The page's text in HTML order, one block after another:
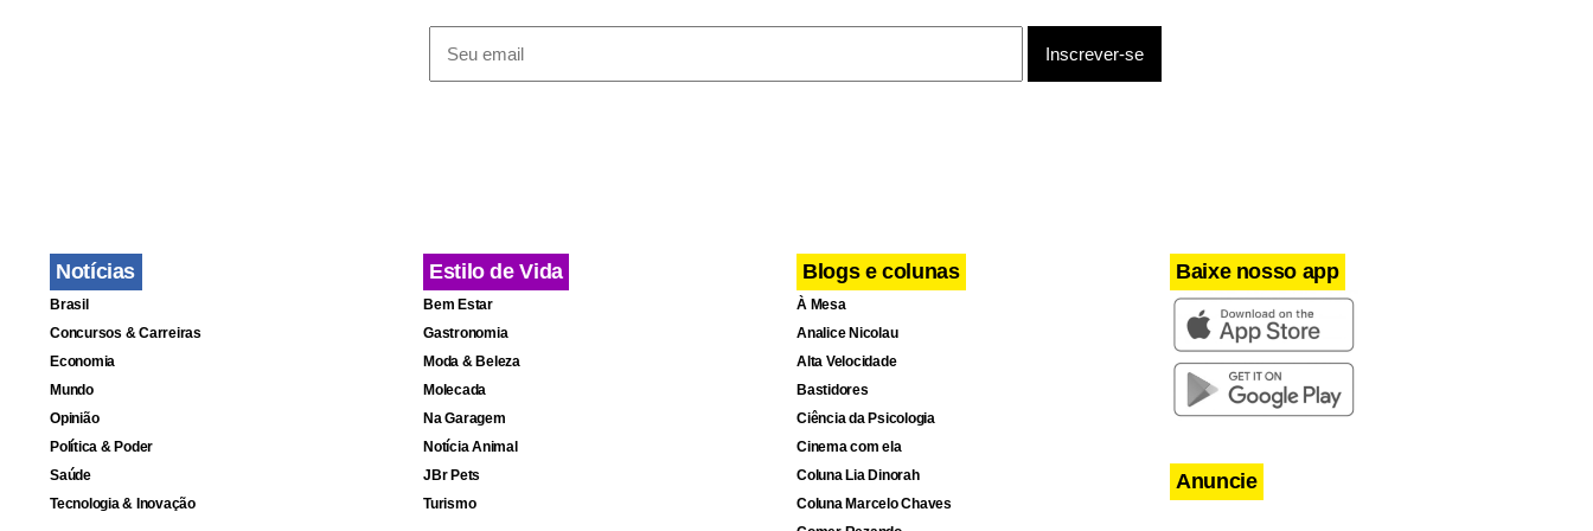
PE), coordenador-geral da campanha.
denúncias de corrupção que pesam sobre o governo.
Notícias
Brasil
Concursos & Carreiras
Economia
Mundo
Opinião
Política & Poder
Saúde
Tecnologia & Inovação
Estilo de Vida
Bem Estar
Gastronomia
Moda & Beleza
Molecada
Na Garagem
Notícia Animal
JBr Pets
Turismo
Blogs e colunas
À Mesa
Analice Nicolau
Alta Velocidade
Bastidores
Ciência da Psicologia
Cinema com ela
Coluna Lia Dinorah
Coluna Marcelo Chaves
Baixe nosso app
Anuncie